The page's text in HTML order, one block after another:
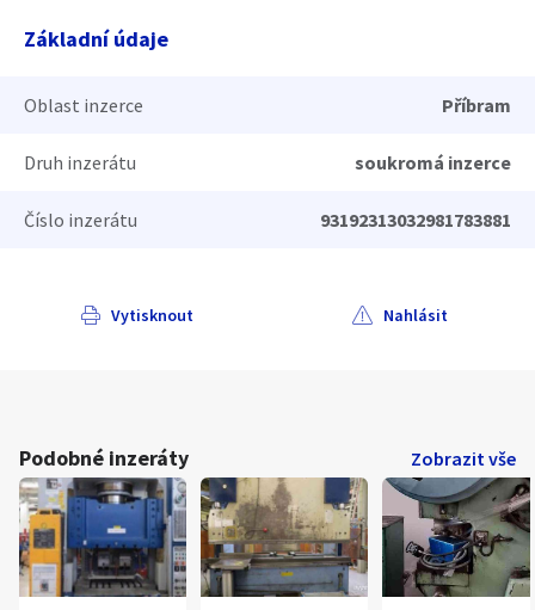
Základní údaje
Oblast inzerce Příbram
Druh inzerátu soukromá inzerce
Číslo inzerátu 93192313032981783881
Vytisknout Nahlásit
Podobné inzeráty Zobrazit vše